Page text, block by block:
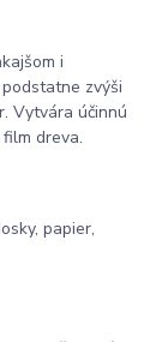
i
zvýši
Vytvára účinnú
dreva.
papier,